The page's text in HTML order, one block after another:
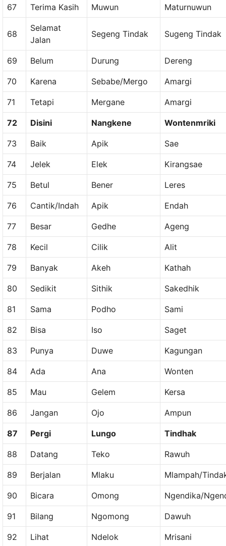
67 Terima Kasih Muwun Maturnuwun
68
Selamat
Jalan
Segeng Tindak Sugeng Tindak
69 Belum Durung Dereng
70 Karena Sebabe/Mergo Amargi
71 Tetapi Mergane Amargi
72 Disini Nangkene Wontenmriki
73 Baik Apik Sae
74 Jelek Elek Kirangsae
75 Betul Bener Leres
76 Cantik/Indah Apik Endah
77 Besar Gedhe Ageng
78 Kecil Cilik Alit
79 Banyak Akeh Kathah
80 Sedikit Sithik Sakedhik
81 Sama Podho Sami
82 Bisa Iso Saget
83 Punya Duwe Kagungan
84 Ada Ana Wonten
85 Mau Gelem Kersa
86 Jangan Ojo Ampun
87 Pergi Lungo Tindhak
88 Datang Teko Rawuh
89 Berjalan Mlaku Mlampah/
90 Bicara Omong Ngendika/
91 Bilang Ngomong Dawuh
92 Lihat Ndelok Mrisani